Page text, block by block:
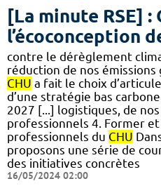
[La minute RSE] :
l’écoconception
contre le dérèglement
réduction de nos
CHU a fait le choix
d’une stratégie bas
2027 [...] logistiques, de
professionnels 4. Former
professionnels du CHU
proposons une série de
des initiatives concrètes
16/05/2024 02:00